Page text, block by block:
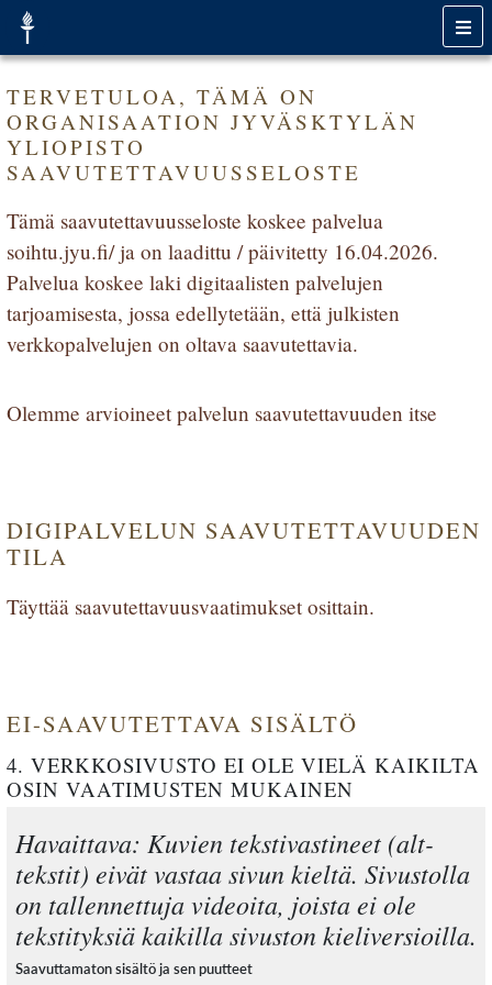
TERVETULOA, TÄMÄ ON
ORGANISAATION JYVÄSKTYLÄN
YLIOPISTO
SAAVUTETTAVUUSSELOSTE
Tämä saavutettavuusseloste koskee palvelua
soihtu.jyu.fi/ ja on laadittu / päivitetty 16.04.2026.
Palvelua koskee laki digitaalisten palvelujen
tarjoamisesta, jossa edellytetään, että julkisten
verkkopalvelujen on oltava saavutettavia.
Olemme arvioineet palvelun saavutettavuuden itse
DIGIPALVELUN SAAVUTETTAVUUDEN
TILA
Täyttää saavutettavuusvaatimukset osittain.
EI-SAAVUTETTAVA SISÄLTÖ
4. VERKKOSIVUSTO EI OLE VIELÄ KAIKILTA
OSIN VAATIMUSTEN MUKAINEN
Havaittava: Kuvien tekstivastineet (alt-
tekstit) eivät vastaa sivun kieltä. Sivustolla
on tallennettuja videoita, joista ei ole
tekstityksiä kaikilla sivuston kieliversioilla.
Saavuttamaton sisältö ja sen puutteet